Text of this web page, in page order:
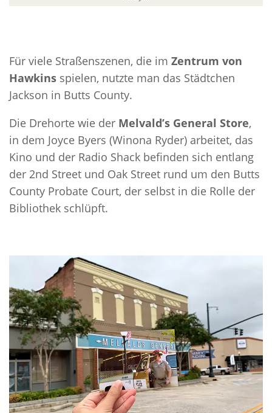
Für viele Straßenszenen, die im Zentrum von
Hawkins spielen, nutzte man das Städtchen
Jackson in Butts County.
Die Drehorte wie der Melvald’s General Store,
in dem Joyce Byers (Winona Ryder) arbeitet, das
Kino und der Radio Shack befinden sich entlang
der 2nd Street und Oak Street rund um den Butts
County Probate Court, der selbst in die Rolle der
Bibliothek schlüpft.